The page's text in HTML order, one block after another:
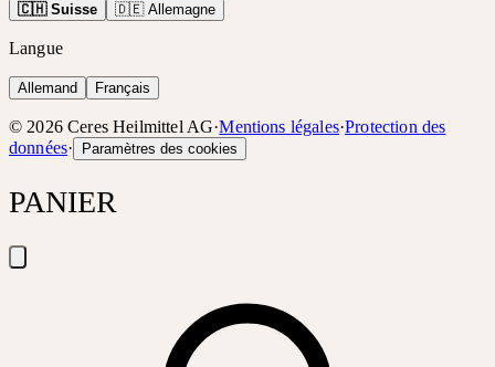
🇨🇭 Suisse 🇩🇪 Allemagne
Langue
Allemand Français
© 2026 Ceres Heilmittel AG·Mentions légales·Protection des
données· Paramètres des cookies
PANIER